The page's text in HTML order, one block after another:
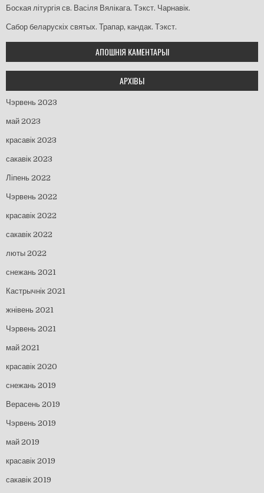
Боская літургія св. Васіля Вялікага. Тэкст. Чарнавік.
Сабор беларускіх святых. Трапар, кандак. Тэкст.
АПОШНІЯ КАМЕНТАРЫІ
АРХІВЫ
Чэрвень 2023
май 2023
красавік 2023
сакавік 2023
Ліпень 2022
Чэрвень 2022
красавік 2022
сакавік 2022
люты 2022
снежань 2021
Кастрычнік 2021
жнівень 2021
Чэрвень 2021
май 2021
красавік 2020
снежань 2019
Верасень 2019
Чэрвень 2019
май 2019
красавік 2019
сакавік 2019